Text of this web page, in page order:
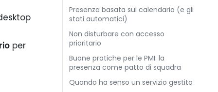
per
Presenza basata sul calendario (e gli
stati automatici)
Non disturbare con accesso
prioritario
Buone pratiche per le PMI: la
presenza come patto di squadra
Quando ha senso un servizio gestito